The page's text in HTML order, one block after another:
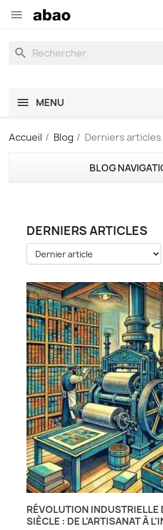

search
MENU
Accueil Blog Derniers articles
BLOG
DERNIERS ARTICLES
RÉVOLUTION INDUSTRIELLE
SIÈCLE : DE L'ARTISANAT À